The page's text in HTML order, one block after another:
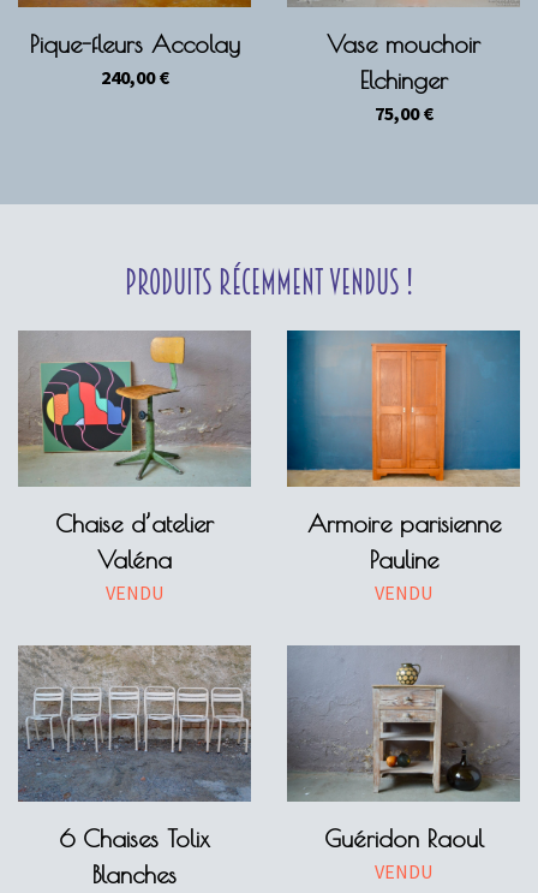
Pique-fleurs Accolay
240,00€
Vase mouchoir
Elchinger
75,00€
Produits récemment vendus !
Chaise d’atelier
Valéna
VENDU
Armoire parisienne
Pauline
VENDU
6 Chaises Tolix
Blanches
Guéridon Raoul
VENDU